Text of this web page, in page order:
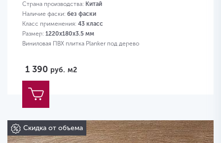
Страна производства: Китай
Наличие фаски: без фаски
Класс применения: 43 класс
Размер: 1220х180х3.5 мм
Виниловая ПВХ плитка Planker под дерево
1 390 руб. м2
Скидка от объема